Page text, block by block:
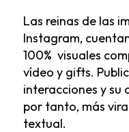
Las reinas de las
Instagram,
100% visuales
vídeo y gifts.
interacciones y su
por tanto, más
textual.